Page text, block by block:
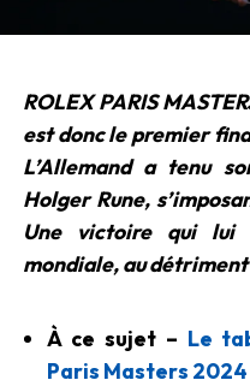
ROLEX PARIS
est donc le premier
L’Allemand a tenu
Holger Rune,
Une victoire qui lui
mondiale, au
À ce sujet – Le
Paris Masters 2024